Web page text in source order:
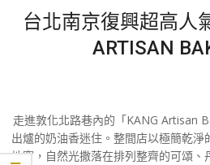
台北南京復興超高人
ARTISAN
走進敦化北路巷內的「KANG Artisan
出爐的奶油香迷住。整間店以極簡乾
地窗，自然光撒落在排列整齊的可頌